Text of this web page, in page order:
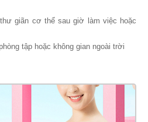
giãn cơ thể sau giờ làm việc hoặc
tập hoặc không gian ngoài trời